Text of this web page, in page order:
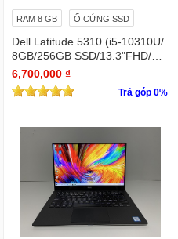
RAM 8 GB Ổ CỨNG SSD
Dell Latitude 5310 (i5-10310U/
8GB/256GB SSD/13.3"FHD/Wi
n11Pro)
6,700,000 ₫
Trả góp 0%